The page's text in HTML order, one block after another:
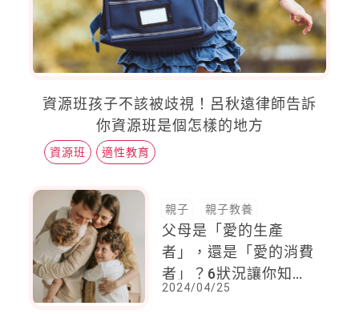
資源班孩子不該被歧視！呂秋遠律師告訴
你資源班是個怎樣的地方
資源班 適性教育
親子 親子教養
父母是「愛的生產
者」，還是「愛的消費
者」？6狀況讓你知
道，親子關係要越好就
2024/04/25